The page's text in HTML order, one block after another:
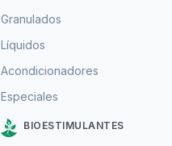
Granulados
Líquidos
Acondicionadores
Especiales
BIOESTIMULANTES